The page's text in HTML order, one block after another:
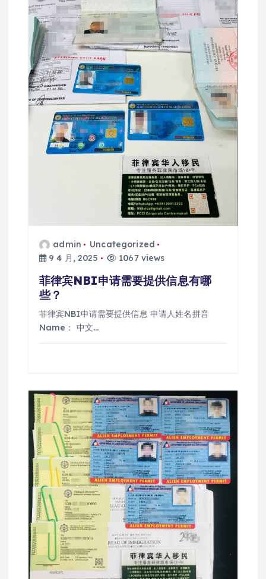
admin
Uncategorized
9 4 月, 2025
1067 views
菲律宾NBI申请需要提供信息有哪
些？
菲律宾NBI申请需要提供信息 申请人姓名拼音
Name： 中文…